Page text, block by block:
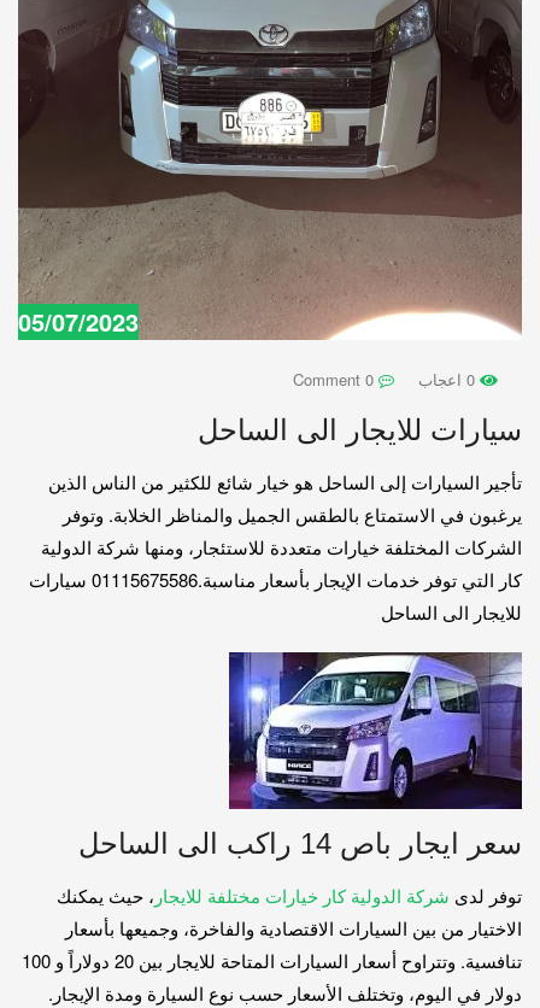
05/07/2023
سيارات للايجار الى الساحل
تأجير السيارات إلى الساحل هو خيار شائع للكثير من الناس الذين
يرغبون في الاستمتاع بالطقس الجميل والمناظر الخلابة. وتوفر
الشركات المختلفة خيارات متعددة للاستئجار، ومنها شركة الدولية
كار التي توفر خدمات الإيجار بأسعار مناسبة.01115675586 سيارات
للايجار الى الساحل
سعر ايجار باص 14 راكب الى الساحل
توفر لدى شركة الدولية كار خيارات مختلفة للايجار ، حيث يمكنك
الاختيار من بين السيارات الاقتصادية والفاخرة، وجميعها بأسعار
تنافسية. وتتراوح أسعار السيارات المتاحة للايجار بين 20 دولاراً و 100
دولار في اليوم، وتختلف الأسعار حسب نوع السيارة ومدة الإيجار.